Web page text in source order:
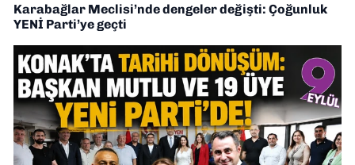
Karabağlar Meclisi’nde dengeler değişti: Çoğunluk
YENİ Parti’ye geçti